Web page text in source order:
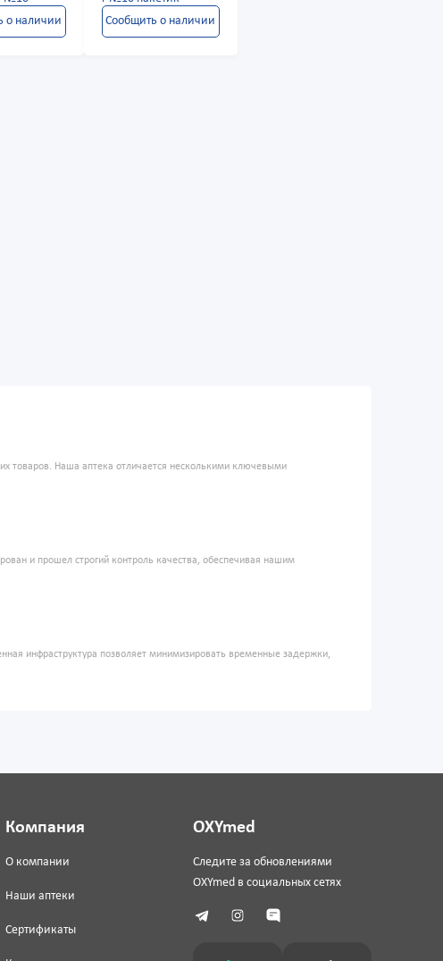
о наличии
Сообщить о наличии
товаров. Наша аптека отличается несколькими ключевыми
и прошел строгий контроль качества, обеспечивая нашим
инфраструктура позволяет минимизировать временные задержки,
Компания
О компании
Наши аптеки
Сертификаты
OXYmed
Следите за обновлениями
OXYmed в социальных сетях